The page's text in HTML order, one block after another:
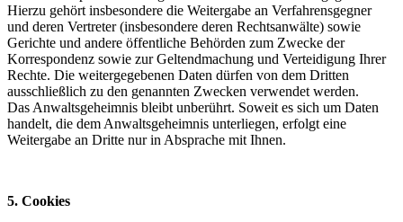
Hierzu gehört insbesondere die Weitergabe an Verfahrensgegner
und deren Vertreter (insbesondere deren Rechtsanwälte) sowie
Gerichte und andere öffentliche Behörden zum Zwecke der
Korrespondenz sowie zur Geltendmachung und Verteidigung Ihrer
Rechte. Die weitergegebenen Daten dürfen von dem Dritten
ausschließlich zu den genannten Zwecken verwendet werden.
Das Anwaltsgeheimnis bleibt unberührt. Soweit es sich um Daten
handelt, die dem Anwaltsgeheimnis unterliegen, erfolgt eine
Weitergabe an Dritte nur in Absprache mit Ihnen.
5. Cookies